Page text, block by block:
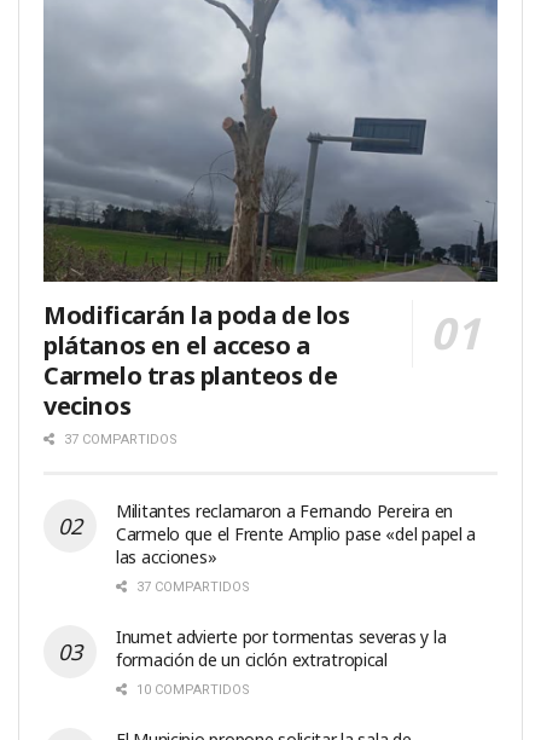
Modificarán la poda de los
plátanos en el acceso a
Carmelo tras planteos de
vecinos
37 COMPARTIDOS
Militantes reclamaron a Fernando Pereira en
Carmelo que el Frente Amplio pase «del papel a
las acciones»
37 COMPARTIDOS
Inumet advierte por tormentas severas y la
formación de un ciclón extratropical
10 COMPARTIDOS